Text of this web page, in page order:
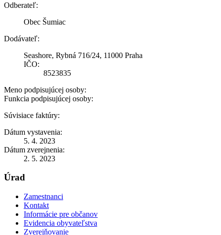
Odberateľ:
Obec Šumiac
Dodávateľ:
Seashore, Rybná 716/24, 11000 Praha
IČO:
8523835
Meno podpisujúcej osoby:
Funkcia podpisujúcej osoby:
Súvisiace faktúry:
Dátum vystavenia:
5. 4. 2023
Dátum zverejnenia:
2. 5. 2023
Úrad
Zamestnanci
Kontakt
Informácie pre občanov
Evidencia obyvateľstva
Zverejňovanie